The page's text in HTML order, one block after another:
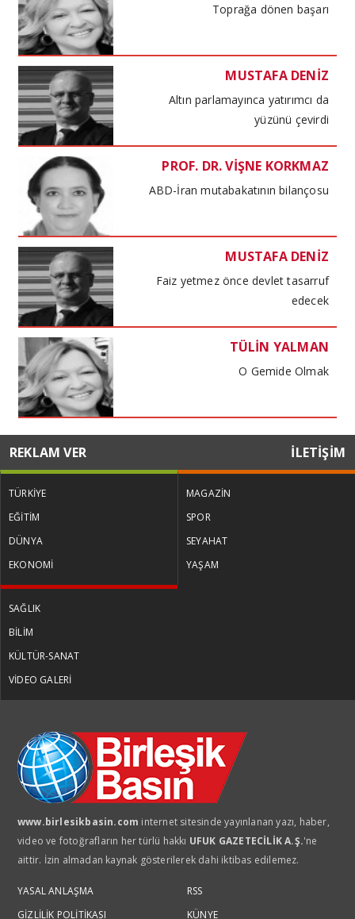
Toprağa dönen başarı
MUSTAFA DENİZ
Altın parlamayınca yatırımcı da
yüzünü çevirdi
PROF. DR. VİŞNE KORKMAZ
ABD-İran mutabakatının bilançosu
MUSTAFA DENİZ
Faiz yetmez önce devlet tasarruf
edecek
TÜLİN YALMAN
O Gemide Olmak
MUSTAFA DENİZ
Kira kıskacında haneler maliyet
Bütçenin patronu kira oldu
Sessiz çarşılar daralan cüzdanlar
Bayramın bereketi mi,
REKLAM VER İLETİŞİM
TÜRKİYE
EĞİTİM
DÜNYA
EKONOMİ
MAGAZİN
SPOR
SEYAHAT
YAŞAM
SAĞLIK
BİLİM
KÜLTÜR-SANAT
VİDEO GALERİ
www.birlesikbasin.com internet sitesinde yayınlanan yazı, haber,
video ve fotoğrafların her türlü hakkı UFUK GAZETECİLİK A.Ş.'ne
aittir. İzin almadan kaynak gösterilerek dahi iktibas edilemez.
YASAL ANLAŞMA
GİZLİLİK POLİTİKASI
RSS
KÜNYE